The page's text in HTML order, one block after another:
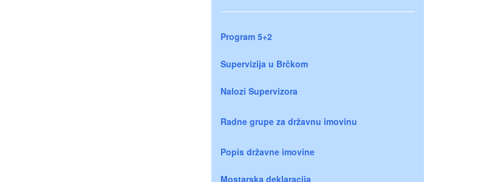
Program 5+2
Supervizija u Brčkom
Nalozi Supervizora
Radne grupe za državnu imovinu
Popis državne imovine
Mostarska deklaracija